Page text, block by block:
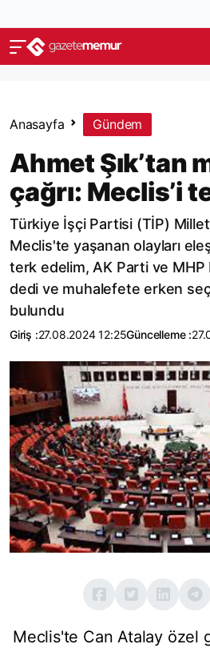
Anasayfa Gündem
Ahmet Şık’tan
çağrı: Meclis’i
Türkiye İşçi Partisi (TİP)
Meclis'te yaşanan olayları
terk edelim, AK Parti ve MHP
dedi ve muhalefete erken
bulundu
Giriş :27.08.2024 12:25Güncelleme :
Meclis'te Can Atalay özel